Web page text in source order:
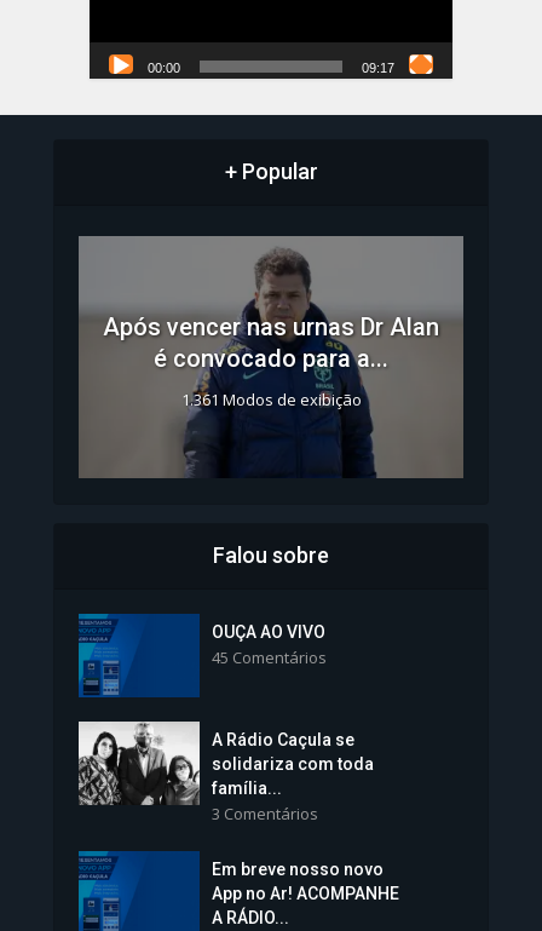
00:00 09:17
+ Popular
Após vencer nas urnas Dr Alan
é convocado para a...
1.361 Modos de exibição
Colégios da Polícia...
Vice-Prefeita Sheila Lemos
tomará posse nesta...
Falou sobre
OUÇA AO VIVO
45 Comentários
A Rádio Caçula se
solidariza com toda
família...
3 Comentários
Em breve nosso novo
App no Ar! ACOMPANHE
A RÁDIO...